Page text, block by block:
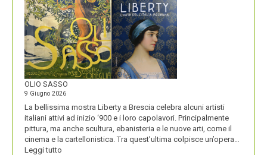
BLACKBERRY,
LA
STORIA
E
LA
VISIONE
ALL’ORIGINE
DI
NOME
OLIO SASSO
9 Giugno 2026
La bellissima mostra Liberty a Brescia celebra alcuni artisti
italiani attivi ad inizio ‘900 e i loro capolavori. Principalmente
pittura, ma anche scultura, ebanisteria e le nuove arti, come il
cinema e la cartellonistica. Tra quest’ultima colpisce un’opera…
Leggi tutto